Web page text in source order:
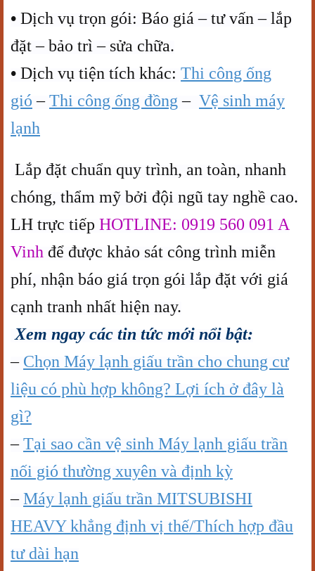
• Dịch vụ trọn gói: Báo giá – tư vấn – lắp
đặt – bảo trì – sửa chữa.
• Dịch vụ tiện tích khác: Thi công ống
gió –Thi công ống đồng – Vệ sinh máy
lạnh
Lắp đặt chuẩn quy trình, an toàn, nhanh
chóng, thẩm mỹ bởi đội ngũ tay nghề cao.
LH trực tiếp HOTLINE: 0919 560 091 A
Vinh để được khảo sát công trình miễn
phí, nhận báo giá trọn gói lắp đặt với giá
cạnh tranh nhất hiện nay.
Xem ngay các tin tức mới nổi bật:
– Chọn Máy lạnh giấu trần cho chung cư
liệu có phù hợp không? Lợi ích ở đây là
gì?
–Tại sao cần vệ sinh Máy lạnh giấu trần
nối gió thường xuyên và định kỳ
–Máy lạnh giấu trần MITSUBISHI
HEAVY khẳng định vị thế/Thích hợp đầu
tư dài hạn